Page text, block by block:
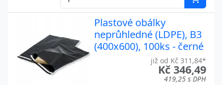
Plastové obálky
neprůhledné (LDPE), B3
(400x600), 100ks - černé
již od Kč 311,84*
Kč 346,49
419,25 s DPH